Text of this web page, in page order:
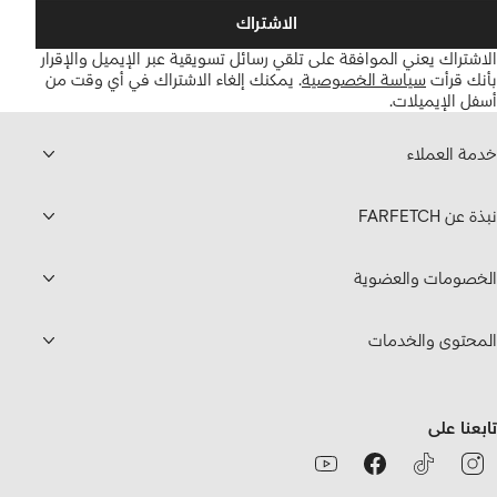
الاشتراك
الاشتراك يعني الموافقة على تلقي رسائل تسويقية عبر الإيميل والإقرار
بأنك قرأت سياسة الخصوصية. يمكنك إلغاء الاشتراك في أي وقت من
أسفل الإيميلات.
خدمة العملاء
نبذة عن FARFETCH
الخصومات والعضوية
المحتوى والخدمات
تابعنا على